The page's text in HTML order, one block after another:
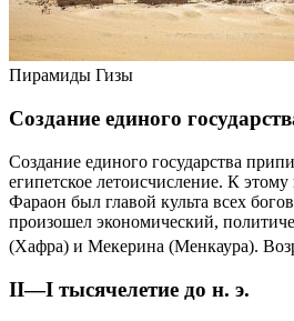
Пирамиды Гизы
Создание единого
Создание единого государства
египетское летоисчисление. К
Фараон был главой культа всех
произошел экономический,
(Хафра) и Мекерина (Менкаура).
II—I тысячелетие до н. э.